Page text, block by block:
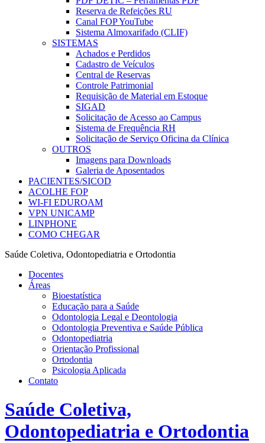
Reserva de Refeições RU
Canal FOP YouTube
Sistema Almoxarifado (CLIF)
SISTEMAS
Achados e Perdidos
Cadastro de Veículos
Central de Reservas
Controle Patrimonial
Requisição de Material em Estoque
SIGAD
Solicitação de Acesso ao Campus
Sistema de Frequência RH
Solicitação de Serviço Oficina da Clínica
OUTROS
Imagens para Downloads
Galeria de Aposentados
PACIENTES/SICOD
ACOLHE FOP
WI-FI EDUROAM
VPN UNICAMP
LINPHONE
COMO CHEGAR
Saúde Coletiva, Odontopediatria e Ortodontia
Docentes
Áreas
Bioestatística
Educação para a Saúde
Odontologia Legal e Deontologia
Odontologia Preventiva e Saúde Pública
Odontopediatria
Orientação Profissional
Ortodontia
Psicologia Aplicada
Contato
Saúde Coletiva,
Odontopediatria e Ortodontia